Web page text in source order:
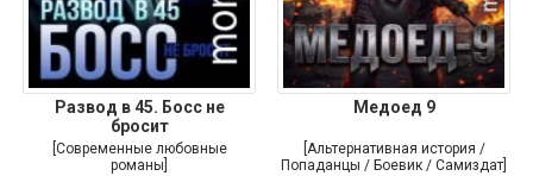
Развод в 45. Босс не
бросит
[Современные любовные
романы]
Медоед 9
[Альтернативная история /
Попаданцы / Боевик / Самиздат]